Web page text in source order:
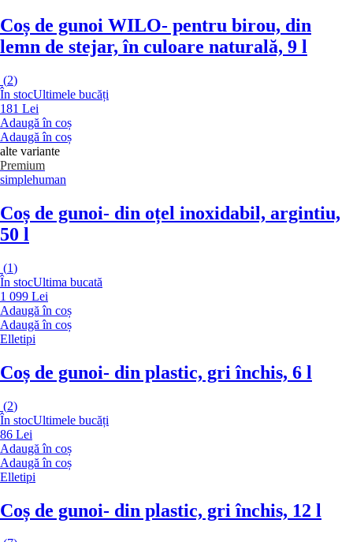
Coș de gunoi WILO- pentru birou, din
lemn de stejar, în culoare naturală, 9 l
(2)
În stocUltimele bucăți
181 Lei
Adaugă în coș
Adaugă în coș
alte variante
Premium
simplehuman
Coș de gunoi- din oțel inoxidabil, argintiu,
50 l
(1)
În stocUltima bucată
1 099 Lei
Adaugă în coș
Adaugă în coș
Elletipi
Coș de gunoi- din plastic, gri închis, 6 l
(2)
În stocUltimele bucăți
86 Lei
Adaugă în coș
Adaugă în coș
Elletipi
Coș de gunoi- din plastic, gri închis, 12 l